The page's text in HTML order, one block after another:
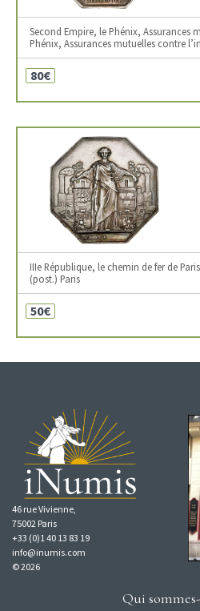
Second Empire, le Phénix, Assurances
Phénix, Assurances mutuelles contre
80€
IIIe République, le chemin de fer de
(post.) Paris
50€
46 rue Vivienne,
75002 Paris
+33 (0)1 40 13 83 19
info@inumis.com
© 2026
Qui